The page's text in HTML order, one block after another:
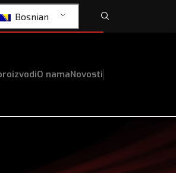
Bosnian
O namaNovosti